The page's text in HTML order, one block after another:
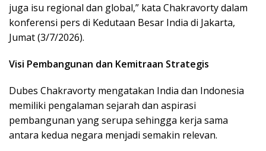
juga isu regional dan global,” kata Chakravorty dalam
konferensi pers di Kedutaan Besar India di Jakarta,
Jumat (3/7/2026).
Visi Pembangunan dan Kemitraan Strategis
Dubes Chakravorty mengatakan India dan Indonesia
memiliki pengalaman sejarah dan aspirasi
pembangunan yang serupa sehingga kerja sama
antara kedua negara menjadi semakin relevan.